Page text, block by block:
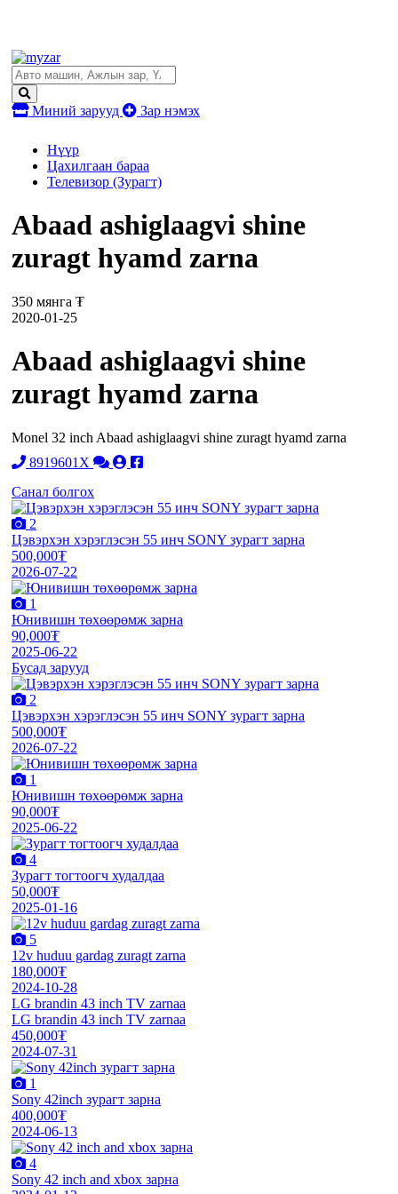
Миний зарууд Зар нэмэх
Нүүр
Цахилгаан бараа
Телевизор (Зурагт)
Abaad ashiglaagvi shine
zuragt hyamd zarna
350 мянга ₮
2020-01-25
Abaad ashiglaagvi shine
zuragt hyamd zarna
Monel 32 inch Abaad ashiglaagvi shine zuragt hyamd zarna
8919601X
Санал болгох
2
Цэвэрхэн хэрэглэсэн 55 инч SONY зурагт зарна
500,000₮
2026-07-22
1
Юнивишн төхөөрөмж зарна
90,000₮
2025-06-22
Бусад зарууд
2
Цэвэрхэн хэрэглэсэн 55 инч SONY зурагт зарна
500,000₮
2026-07-22
1
Юнивишн төхөөрөмж зарна
90,000₮
2025-06-22
4
Зурагт тогтоогч худалдаа
50,000₮
2025-01-16
5
12v huduu gardag zuragt zarna
180,000₮
2024-10-28
LG brandin 43 inch TV zarnaa
LG brandin 43 inch TV zarnaa
450,000₮
2024-07-31
1
Sony 42inch зурагт зарна
400,000₮
2024-06-13
4
Sony 42 inch and xbox зарна